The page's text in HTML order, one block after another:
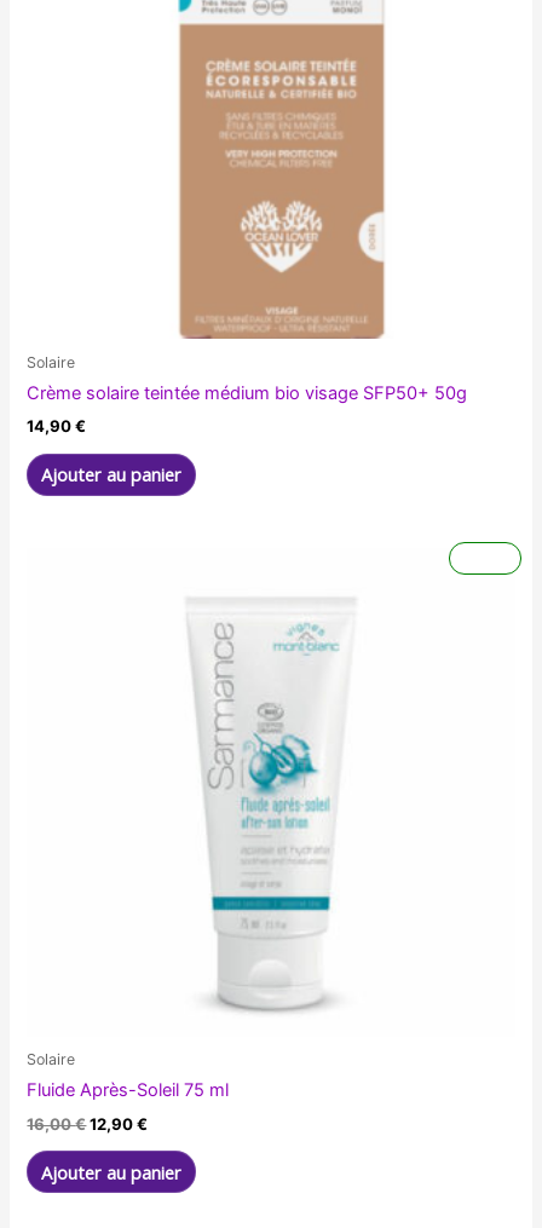
Solaire
Crème solaire teintée médium bio visage SFP50+ 50g
14,90€
Ajouter au panier
Solaire
Fluide Après-Soleil 75 ml
16,00€Le
était :
12,90€Le
actuel
est :
Ajouter au panier